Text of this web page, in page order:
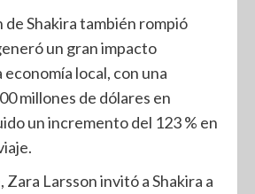
de Shakira también rompió
un gran impacto
local, con una
millones de dólares en
un incremento del 123 % en
Larsson invitó a Shakira a